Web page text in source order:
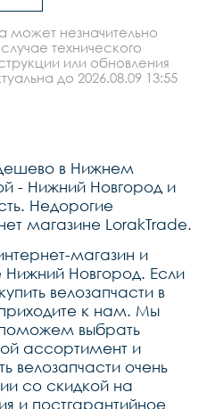
может незначительно
технического
или обновления
до 2026.08.09 13:55
дешево в Нижнем
- Нижний Новгород и
Недорогие
магазине LorakTrade.
магазин и
Нижний Новгород. Если
велозапчасти в
к нам. Мы
выбрать
ассортимент и
велозапчасти очень
со скидкой на
и постгарантийное